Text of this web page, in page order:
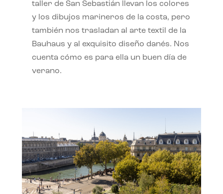
taller de San Sebastián llevan los colores
y los dibujos marineros de la costa, pero
también nos trasladan al arte textil de la
Bauhaus y al exquisito diseño danés. Nos
cuenta cómo es para ella un buen día de
verano.